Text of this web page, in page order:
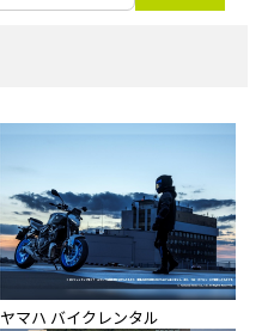
ヤマハ バイクレンタル